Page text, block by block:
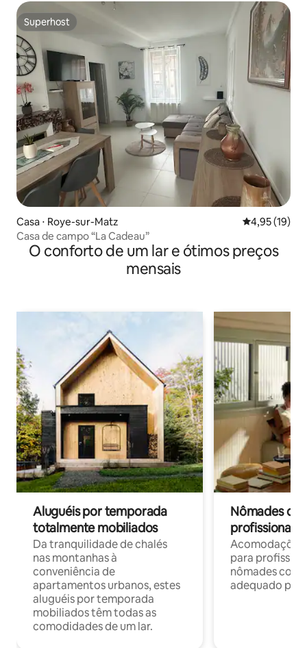
Superhost
Superhost
Casa ⋅ Roye-sur-Matz 4,95 de uma
4,95 (19)
Casa de campo “La Cadeau”
O conforto de um lar e ótimos preços
mensais
Aluguéis por temporada
totalmente mobiliados
Da tranquilidade de chalés
nas montanhas à
conveniência de
apartamentos urbanos, estes
aluguéis por temporada
mobiliados têm todas as
comodidades de um lar.
Nômades
profissionais
para
nômades com
adequado